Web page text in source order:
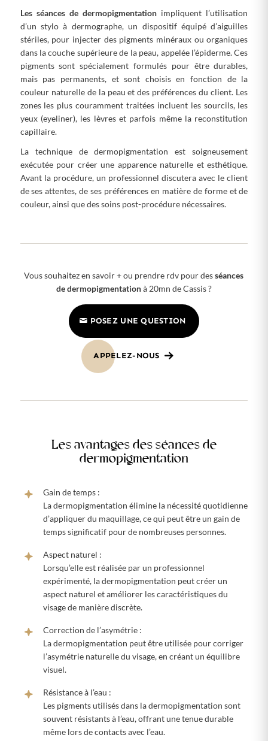
Les séances de dermopigmentation impliquent l’utilisation
d’un stylo à dermographe, un dispositif équipé d’aiguilles
stériles, pour injecter des pigments minéraux ou organiques
dans la couche supérieure de la peau, appelée l’épiderme. Ces
pigments sont spécialement formulés pour être durables,
mais pas permanents, et sont choisis en fonction de la
couleur naturelle de la peau et des préférences du client. Les
zones les plus couramment traitées incluent les sourcils, les
yeux (eyeliner), les lèvres et parfois même la reconstitution
capillaire.
La technique de dermopigmentation est soigneusement
exécutée pour créer une apparence naturelle et esthétique.
Avant la procédure, un professionnel discutera avec le client
de ses attentes, de ses préférences en matière de forme et de
couleur, ainsi que des soins post-procédure nécessaires.
Vous souhaitez en savoir + ou prendre rdv pour desséances
de dermopigmentationà 20mn de Cassis ?
POSEZ UNE QUESTION
APPELEZ-NOUS
Les avantages des séances de
dermopigmentation
Gain de temps :
La dermopigmentation élimine la nécessité quotidienne
d’appliquer du maquillage, ce qui peut être un gain de
temps significatif pour de nombreuses personnes.
Aspect naturel :
Lorsqu’elle est réalisée par un professionnel
expérimenté, la dermopigmentation peut créer un
aspect naturel et améliorer les caractéristiques du
visage de manière discrète.
Correction de l’asymétrie :
La dermopigmentation peut être utilisée pour corriger
l’asymétrie naturelle du visage, en créant un équilibre
visuel.
Résistance à l’eau :
Les pigments utilisés dans la dermopigmentation sont
souvent résistants à l’eau, offrant une tenue durable
même lors de contacts avec l’eau.